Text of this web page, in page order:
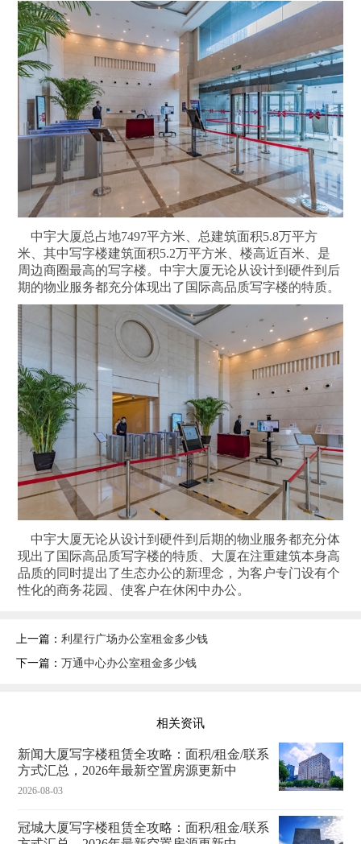
中宇大厦总占地7497平方米、总建筑面积5.8万平方
米、其中写字楼建筑面积5.2万平方米、楼高近百米、是
周边商圈最高的写字楼。中宇大厦无论从设计到硬件到后
期的物业服务都充分体现出了国际高品质写字楼的特质。
中宇大厦无论从设计到硬件到后期的物业服务都充分体
现出了国际高品质写字楼的特质、大厦在注重建筑本身高
品质的同时提出了生态办公的新理念，为客户专门设有个
性化的商务花园、使客户在休闲中办公。
上一篇： 利星行广场办公室租金多少钱
下一篇： 万通中心办公室租金多少钱
相关资讯
新闻大厦写字楼租赁全攻略：面积/租金/联系
方式汇总，2026年最新空置房源更新中
2026-08-03
冠城大厦写字楼租赁全攻略：面积/租金/联系